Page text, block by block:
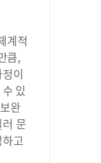
계적
큼,
이
있
완
문
고